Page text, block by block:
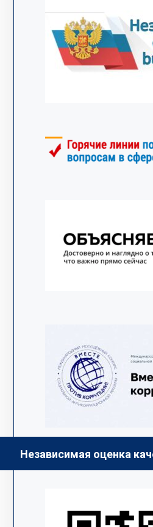
Независимая оценка